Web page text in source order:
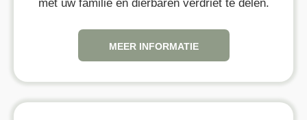
met uw familie en dierbaren verdriet te delen.
MEER INFORMATIE